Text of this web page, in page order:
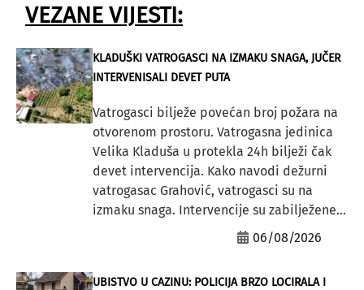
VEZANE VIJESTI:
KLADUŠKI VATROGASCI NA IZMAKU SNAGA, JUČER
INTERVENISALI DEVET PUTA
Vatrogasci bilježe povećan broj požara na
otvorenom prostoru. Vatrogasna jedinica
Velika Kladuša u protekla 24h bilježi čak
devet intervencija. Kako navodi dežurni
vatrogasac Grahović, vatrogasci su na
izmaku snaga. Intervencije su zabilježene...
06/08/2026
UBISTVO U CAZINU: POLICIJA BRZO LOCIRALA I